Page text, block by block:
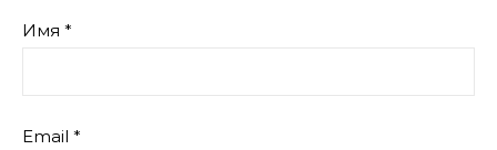
Имя *
Email *